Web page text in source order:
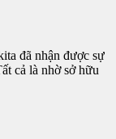
đã nhận được sự
cả là nhờ sở hữu